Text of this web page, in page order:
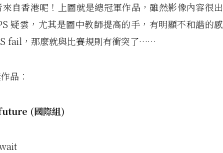
自香港呢！上圖就是總冠軍作品，雖然影像內容很出
疑雲，尤其是圖中教師提高的手，有明顯不和諧的感
fail，那麼就與比賽規則有衝突了……
品︰
(國際組)